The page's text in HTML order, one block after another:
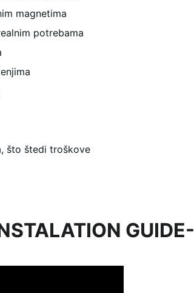
magnetima
potrebama
što štedi troškove
GUIDE-